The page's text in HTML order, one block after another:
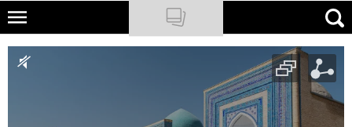
Skip
main
NATIONAL GEOGRAPHIC